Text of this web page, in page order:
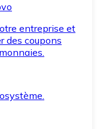
entreprise et
des coupons